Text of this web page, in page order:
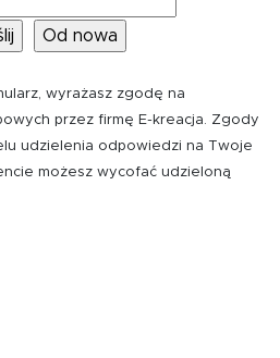
wyrażasz zgodę na
przez firmę E-kreacja. Zgody
udzielenia odpowiedzi na Twoje
możesz wycofać udzieloną